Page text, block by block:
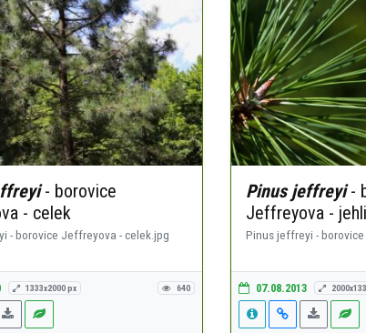
- borovice
- celek
- borovice Jeffreyova - celek.jpg
1333x2000 px 640
Pinus jeffreyi-
Jeffreyova -
Pinus jeffreyi -
07.08.2013